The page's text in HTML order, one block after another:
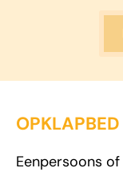
OPKLAPBED
Eenpersoons of